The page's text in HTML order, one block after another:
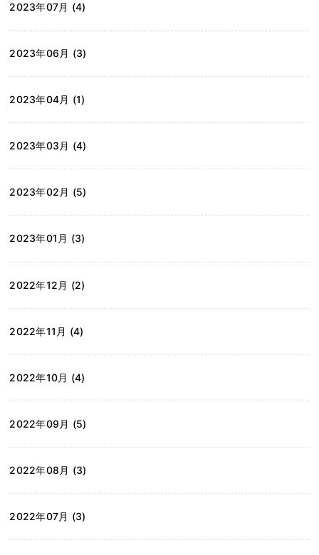
2023年07月 (4)
2023年06月 (3)
2023年04月 (1)
2023年03月 (4)
2023年02月 (5)
2023年01月 (3)
2022年12月 (2)
2022年11月 (4)
2022年10月 (4)
2022年09月 (5)
2022年08月 (3)
2022年07月 (3)